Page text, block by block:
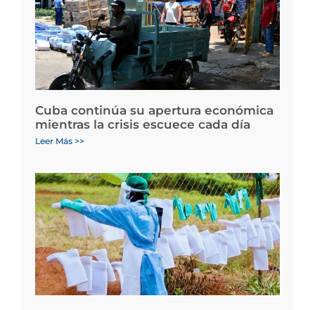
Cuba continúa su apertura económica
mientras la crisis escuece cada día
Leer Más >>